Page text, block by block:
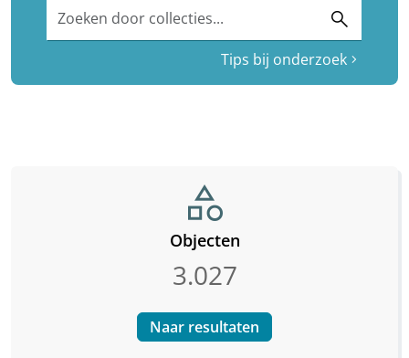
search
Tips bij onderzoek chevron_right
category
Objecten
3.027
Naar resultaten